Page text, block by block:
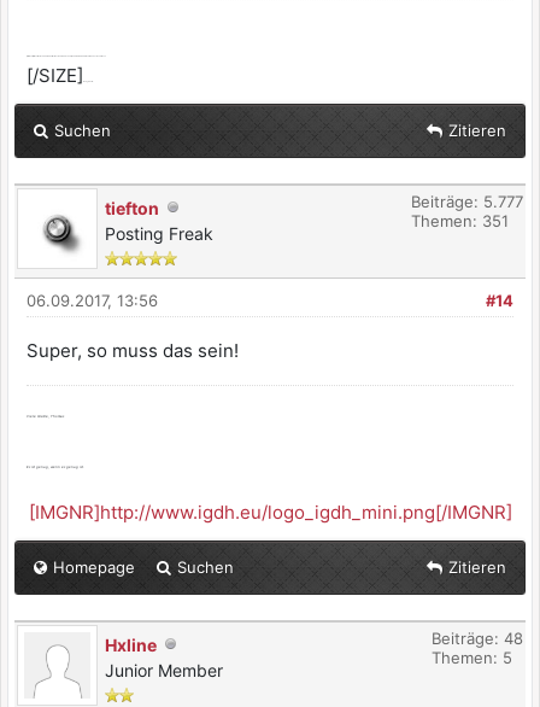
[/SIZE]
Suchen Zitieren
tiefton
Posting Freak
Beiträge: 5.777
Themen: 351
#14
06.09.2017, 13:56
Super, so muss das sein!
Viele Grüße, Thomas
Es ist genug, wenn es genug ist.
[IMGNR]http://www.igdh.eu/logo_igdh_mini.png[/IMGNR]
Homepage Suchen Zitieren
Hxline
Junior Member
Beiträge: 48
Themen: 5